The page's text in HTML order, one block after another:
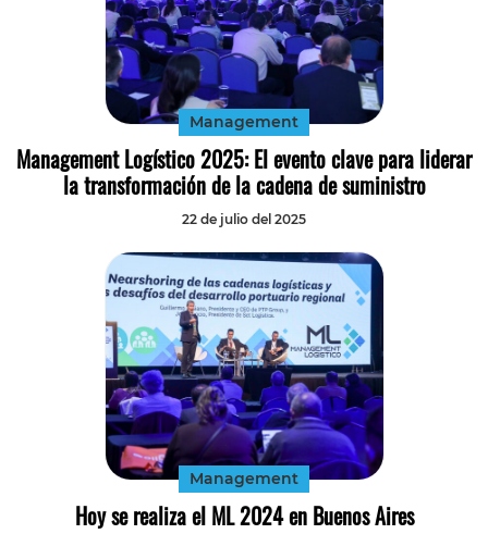
Management
Management Logístico 2025: El evento clave para liderar
la transformación de la cadena de suministro
22 de julio del 2025
Management
Hoy se realiza el ML 2024 en Buenos Aires